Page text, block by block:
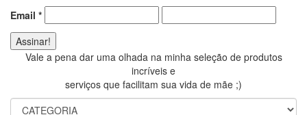
Email *
Vale a pena dar uma olhada na minha seleção de produtos
incríveis e
serviços que facilitam sua vida de mãe ;)